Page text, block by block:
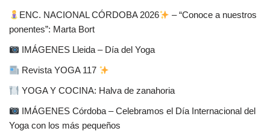
ENC. NACIONAL CÓRDOBA 2026
– “Conoce a nuestros
ponentes”: Marta Bort
IMÁGENES Lleida – Día del Yoga
Revista YOGA 117
YOGA Y COCINA: Halva de zanahoria
IMÁGENES Córdoba – Celebramos el Día Internacional del
Yoga con los más pequeños